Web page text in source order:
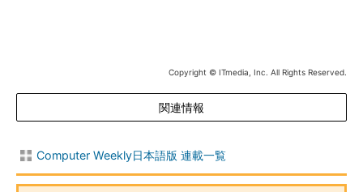
Copyright © ITmedia, Inc. All Rights Reserved.
関連情報
Computer Weekly日本語版 連載一覧